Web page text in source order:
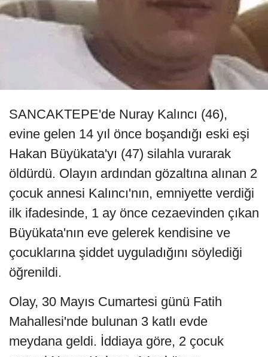
SANCAKTEPE'de Nuray Kalıncı (46),
evine gelen 14 yıl önce boşandığı eski eşi
Hakan Büyükata'yı (47) silahla vurarak
öldürdü. Olayın ardından gözaltına alınan 2
çocuk annesi Kalıncı'nın, emniyette verdiği
ilk ifadesinde, 1 ay önce cezaevinden çıkan
Büyükata'nın eve gelerek kendisine ve
çocuklarına şiddet uyguladığını söylediği
öğrenildi.
Olay, 30 Mayıs Cumartesi günü Fatih
Mahallesi'nde bulunan 3 katlı evde
meydana geldi. İddiaya göre, 2 çocuk